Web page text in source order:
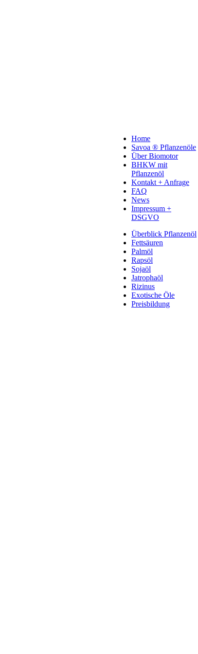
Home
Savoa ® Pflanzenöle
Über Biomotor
BHKW mit
Pflanzenöl
Kontakt + Anfrage
FAQ
News
Impressum +
DSGVO
Überblick Pflanzenöl
Fettsäuren
Palmöl
Rapsöl
Sojaöl
Jatrophaöl
Rizinus
Exotische Öle
Preisbildung